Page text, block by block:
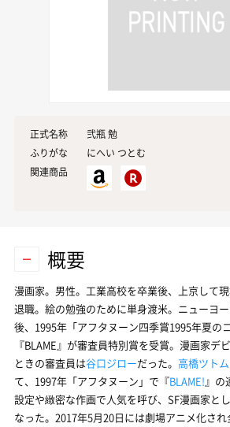
正式名称
弐瓶 勉
ふりがな
にへい つとむ
関連商品
概要
漫画家。男性。工業高校を卒業後、上京して
退職。絵の勉強のために単身渡米。ニューヨ
後、1995年「アフタヌーン四季賞1995年夏の
『BLAME』が審査員特別賞を受賞。漫画家デ
ときの審査員は谷口ジローだった。 高橋ツトム
て、1997年「アフタヌーン」で『BLAME!』の
設定や緻密な作画で人気を呼び、SF漫画家と
なった。2017年5月20日には劇場アニメ化さ